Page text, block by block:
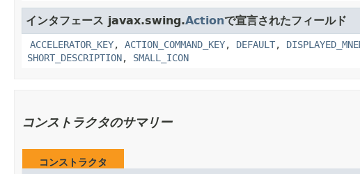
インタフェース javax.swing.Actionで宣言されたフィールド
ACCELERATOR_KEY, ACTION_COMMAND_KEY, DEFAULT,
SHORT_DESCRIPTION, SMALL_ICON
コンストラクタのサマリー
コンストラクタ